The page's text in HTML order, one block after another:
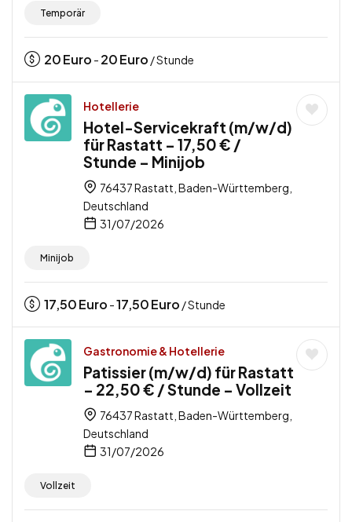
Temporär
20Euro - 20Euro / Stunde
Hotellerie
Hotel-Servicekraft (m/w/d)
für Rastatt – 17,50 € /
Stunde – Minijob
76437 Rastatt, Baden-Württemberg,
Deutschland
31/07/2026
Minijob
17,50Euro -17,50Euro / Stunde
Gastronomie & Hotellerie
Patissier (m/w/d) für Rastatt
– 22,50 € / Stunde – Vollzeit
76437 Rastatt, Baden-Württemberg,
Deutschland
31/07/2026
Vollzeit